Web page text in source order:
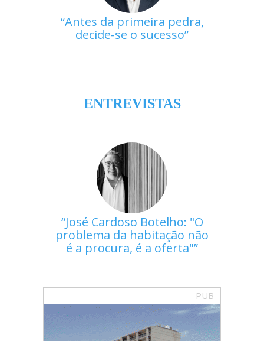
Antes da primeira pedra,
decide-se o sucesso
ENTREVISTAS
José Cardoso Botelho: "O
problema da habitação não
é a procura, é a oferta"
PUB